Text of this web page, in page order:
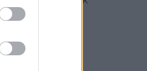
írták